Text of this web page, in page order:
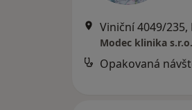
Viniční 4049/235,
Modec klinika s.r.o.